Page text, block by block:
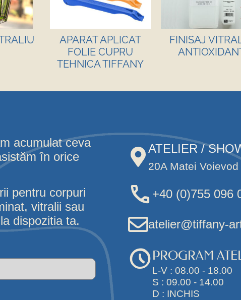
APARAT APLICAT
FOLIE CUPRU
TEHNICA TIFFANY
FINISAJ
acumulat ceva
în orice
pentru corpuri
vitralii sau
dispozitia ta.
ATELIER /
20A Matei
+40 (0)755 096
atelier@tiffany-
PROGRAM
L-V : 08.00 - 18.00
S : 09.00 - 14.00
D : INCHIS